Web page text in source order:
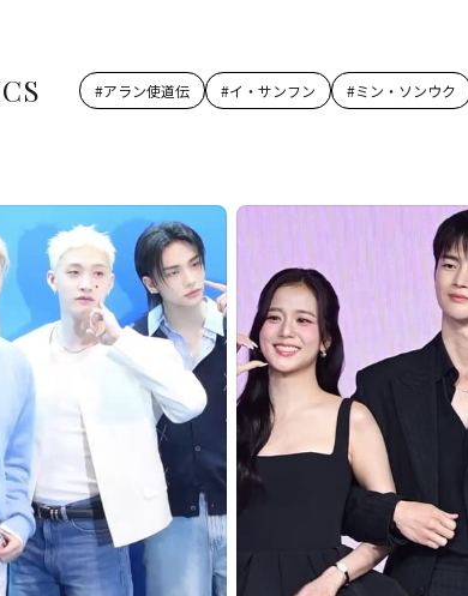
#アラン使道伝 #イ・サンフン #ミン・ソンウク